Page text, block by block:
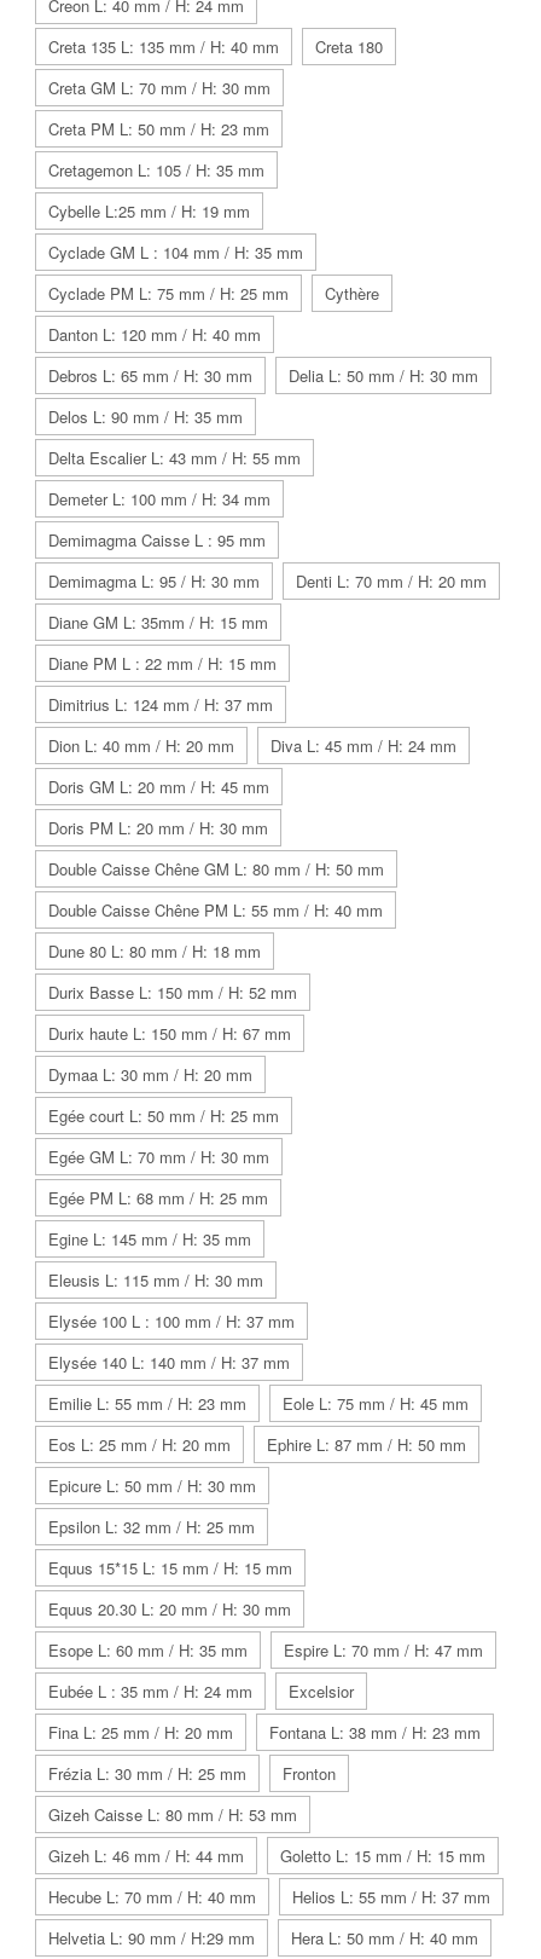
Creon L: 40 mm / H: 24 mm
Creta 135 L: 135 mm / H: 40 mm
Creta 180
Creta GM L: 70 mm / H: 30 mm
Creta PM L: 50 mm / H: 23 mm
Cretagemon L: 105 / H: 35 mm
Cybelle L:25 mm / H: 19 mm
Cyclade GM L : 104 mm / H: 35 mm
Cyclade PM L: 75 mm / H: 25 mm
Cythère
Danton L: 120 mm / H: 40 mm
Debros L: 65 mm / H: 30 mm
Delia L: 50 mm / H: 30 mm
Delos L: 90 mm / H: 35 mm
Delta Escalier L: 43 mm / H: 55 mm
Demeter L: 100 mm / H: 34 mm
Demimagma Caisse L : 95 mm
Demimagma L: 95 / H: 30 mm
Denti L: 70 mm / H: 20 mm
Diane GM L: 35mm / H: 15 mm
Diane PM L : 22 mm / H: 15 mm
Dimitrius L: 124 mm / H: 37 mm
Dion L: 40 mm / H: 20 mm
Diva L: 45 mm / H: 24 mm
Doris GM L: 20 mm / H: 45 mm
Doris PM L: 20 mm / H: 30 mm
Double Caisse Chêne GM L: 80 mm / H: 50 mm
Double Caisse Chêne PM L: 55 mm / H: 40 mm
Dune 80 L: 80 mm / H: 18 mm
Durix Basse L: 150 mm / H: 52 mm
Durix haute L: 150 mm / H: 67 mm
Dymaa L: 30 mm / H: 20 mm
Egée court L: 50 mm / H: 25 mm
Egée GM L: 70 mm / H: 30 mm
Egée PM L: 68 mm / H: 25 mm
Egine L: 145 mm / H: 35 mm
Eleusis L: 115 mm / H: 30 mm
Elysée 100 L : 100 mm / H: 37 mm
Elysée 140 L: 140 mm / H: 37 mm
Emilie L: 55 mm / H: 23 mm
Eole L: 75 mm / H: 45 mm
Eos L: 25 mm / H: 20 mm
Ephire L: 87 mm / H: 50 mm
Epicure L: 50 mm / H: 30 mm
Epsilon L: 32 mm / H: 25 mm
Equus 15*15 L: 15 mm / H: 15 mm
Equus 20.30 L: 20 mm / H: 30 mm
Esope L: 60 mm / H: 35 mm
Espire L: 70 mm / H: 47 mm
Eubée L : 35 mm / H: 24 mm
Excelsior
Fina L: 25 mm / H: 20 mm
Fontana L: 38 mm / H: 23 mm
Frézia L: 30 mm / H: 25 mm
Fronton
Gizeh Caisse L: 80 mm / H: 53 mm
Gizeh L: 46 mm / H: 44 mm
Goletto L: 15 mm / H: 15 mm
Hecube L: 70 mm / H: 40 mm
Helios L: 55 mm / H: 37 mm
Helvetia L: 90 mm / H:29 mm
Hera L: 50 mm / H: 40 mm